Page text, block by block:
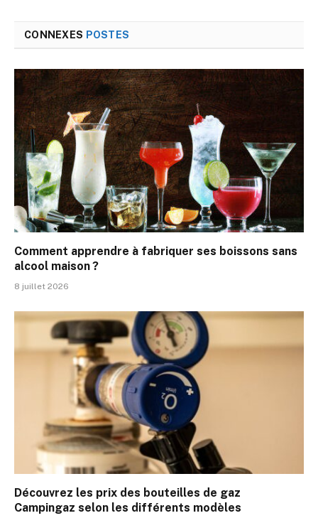
CONNEXES POSTES
Comment apprendre à fabriquer ses boissons sans
alcool maison ?
8 juillet 2026
Découvrez les prix des bouteilles de gaz
Campingaz selon les différents modèles